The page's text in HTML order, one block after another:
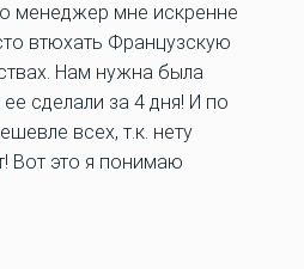
менеджер мне искренне
втюхать Французскую
Нам нужна была
сделали за 4 дня! И по
всех, т.к. нету
Вот это я понимаю